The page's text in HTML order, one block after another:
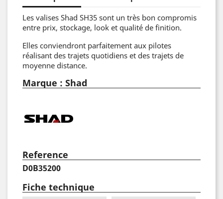
Les valises Shad SH35 sont un très bon compromis
entre prix, stockage, look et qualité de finition.
Elles conviendront parfaitement aux pilotes
réalisant des trajets quotidiens et des trajets de
moyenne distance.
Marque : Shad
Reference
D0B35200
Fiche technique